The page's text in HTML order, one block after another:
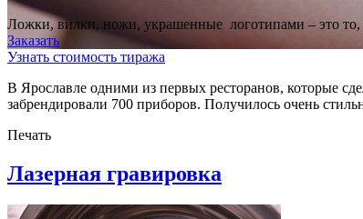
Ложки, вилки, ножи, украшенные логотипами – это то,
Заказать
Узнать стоимость тиража
В Ярославле одними из первых ресторанов, которые
забрендировали 700 приборов. Получилось очень
Печать
Лазерная гравировка